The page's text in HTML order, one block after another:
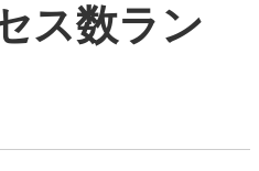
ス数ラン